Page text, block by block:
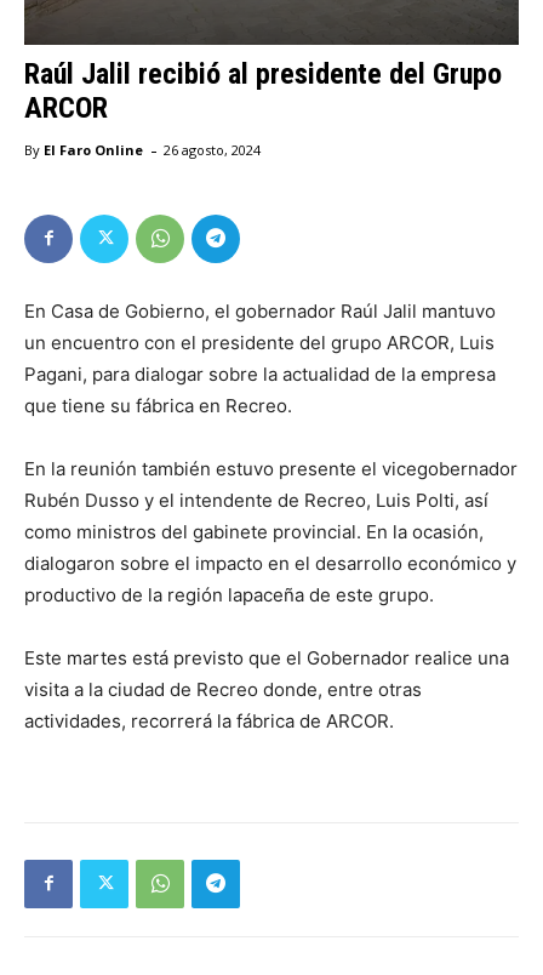
Raúl Jalil recibió al presidente del Grupo
ARCOR
By El Faro Online - 26 agosto, 2024
En Casa de Gobierno, el gobernador Raúl Jalil mantuvo
un encuentro con el presidente del grupo ARCOR, Luis
Pagani, para dialogar sobre la actualidad de la empresa
que tiene su fábrica en Recreo.
En la reunión también estuvo presente el vicegobernador
Rubén Dusso y el intendente de Recreo, Luis Polti, así
como ministros del gabinete provincial. En la ocasión,
dialogaron sobre el impacto en el desarrollo económico y
productivo de la región lapaceña de este grupo.
Este martes está previsto que el Gobernador realice una
visita a la ciudad de Recreo donde, entre otras
actividades, recorrerá la fábrica de ARCOR.